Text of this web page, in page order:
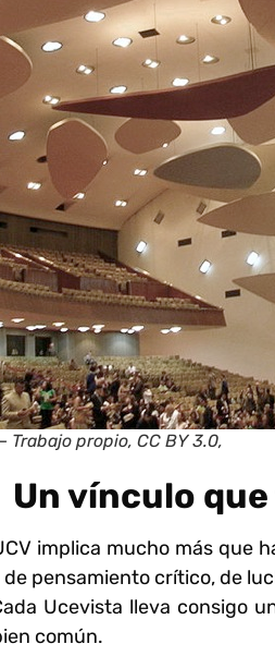
– Trabajo propio, CC BY 3.0,
Un vínculo
implica mucho más que
pensamiento crítico, de
Ucevista lleva consigo
común.